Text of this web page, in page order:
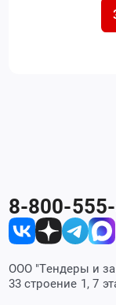
8-800-
ООО "Тендеры и
33 строение 1, 7